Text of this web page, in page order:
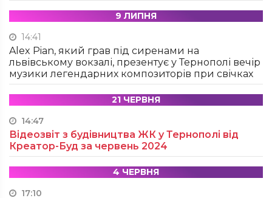
9 ЛИПНЯ
14:41
Alex Pian, який грав під сиренами на
львівському вокзалі, презентує у Тернополі вечір
музики легендарних композиторів при свічках
21 ЧЕРВНЯ
14:47
Відеозвіт з будівництва ЖК у Тернополі від
Креатор-Буд за червень 2024
4 ЧЕРВНЯ
17:10